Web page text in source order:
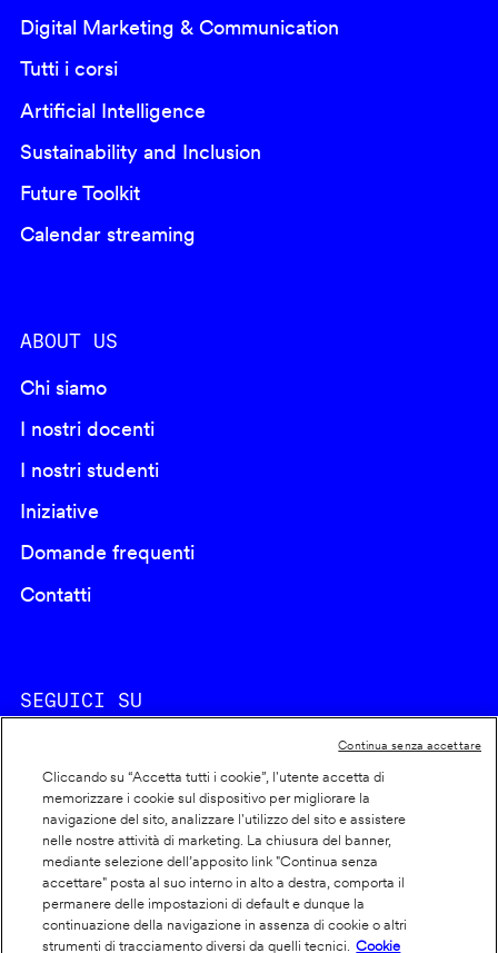
Digital Marketing & Communication
Tutti i corsi
Artificial Intelligence
Sustainability and Inclusion
Future Toolkit
Calendar streaming
ABOUT US
Chi siamo
I nostri docenti
I nostri studenti
Iniziative
Domande frequenti
Contatti
SEGUICI SU
Footer
info
Cookie policy
Dichiarazione di accessibilità
Privacy
Cliccando su “Accetta tutti i cookie”, l'utente accetta di
memorizzare i cookie sul dispositivo per migliorare la
navigazione del sito, analizzare l'utilizzo del sito e assistere
nelle nostre attività di marketing. La chiusura del banner,
mediante selezione dell’apposito link "Continua senza
accettare" posta al suo interno in alto a destra, comporta il
permanere delle impostazioni di default e dunque la
continuazione della navigazione in assenza di cookie o altri
strumenti di tracciamento diversi da quelli tecnici.
Cookie
Continua senza accettare